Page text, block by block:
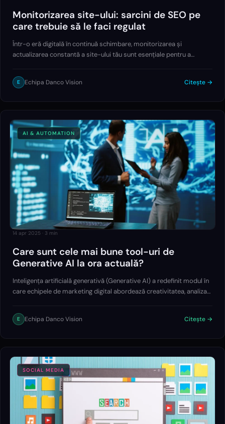
Monitorizarea site-ului: sarcini de SEO pe
care trebuie să le faci regulat
Într-o eră digitală în continuă schimbare, monitorizarea și
actualizarea constantă a site-ului tău sunt esențiale pentru a
personal, un magazin online sau…
E Echipa Danco Vision Citește →
AI & AUTOMATION
14 apr 2025 · 3 min
Care sunt cele mai bune tool-uri de
Generative AI la ora actuală?
Inteligența artificială generativă (Generative AI) a redefinit modul în
care echipele de marketing digital abordează creativitatea, analiza
E Echipa Danco Vision Citește →
SOCIAL MEDIA